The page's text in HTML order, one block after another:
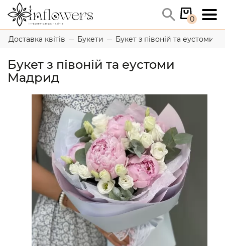
0
Доставка квітів Букети Букет з півоній та еустоми
Букет з півоній та еустоми
Мадрид